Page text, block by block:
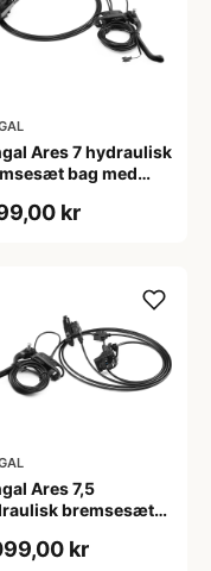
Ares 7 hydraulisk
bag med
kr
Ares 7,5
bremsesæt
cyklerkr